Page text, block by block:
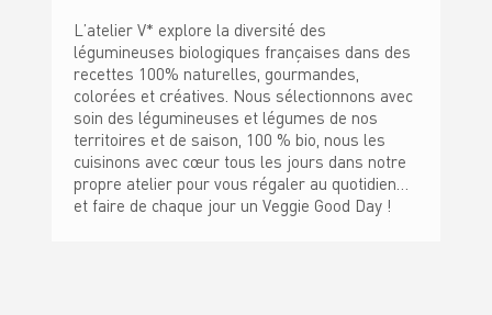
L’atelier V* explore la diversité des
légumineuses biologiques françaises dans des
recettes 100% naturelles, gourmandes,
colorées et créatives. Nous sélectionnons avec
soin des légumineuses et légumes de nos
territoires et de saison, 100 % bio, nous les
cuisinons avec cœur tous les jours dans notre
propre atelier pour vous régaler au quotidien…
et faire de chaque jour un Veggie Good Day !